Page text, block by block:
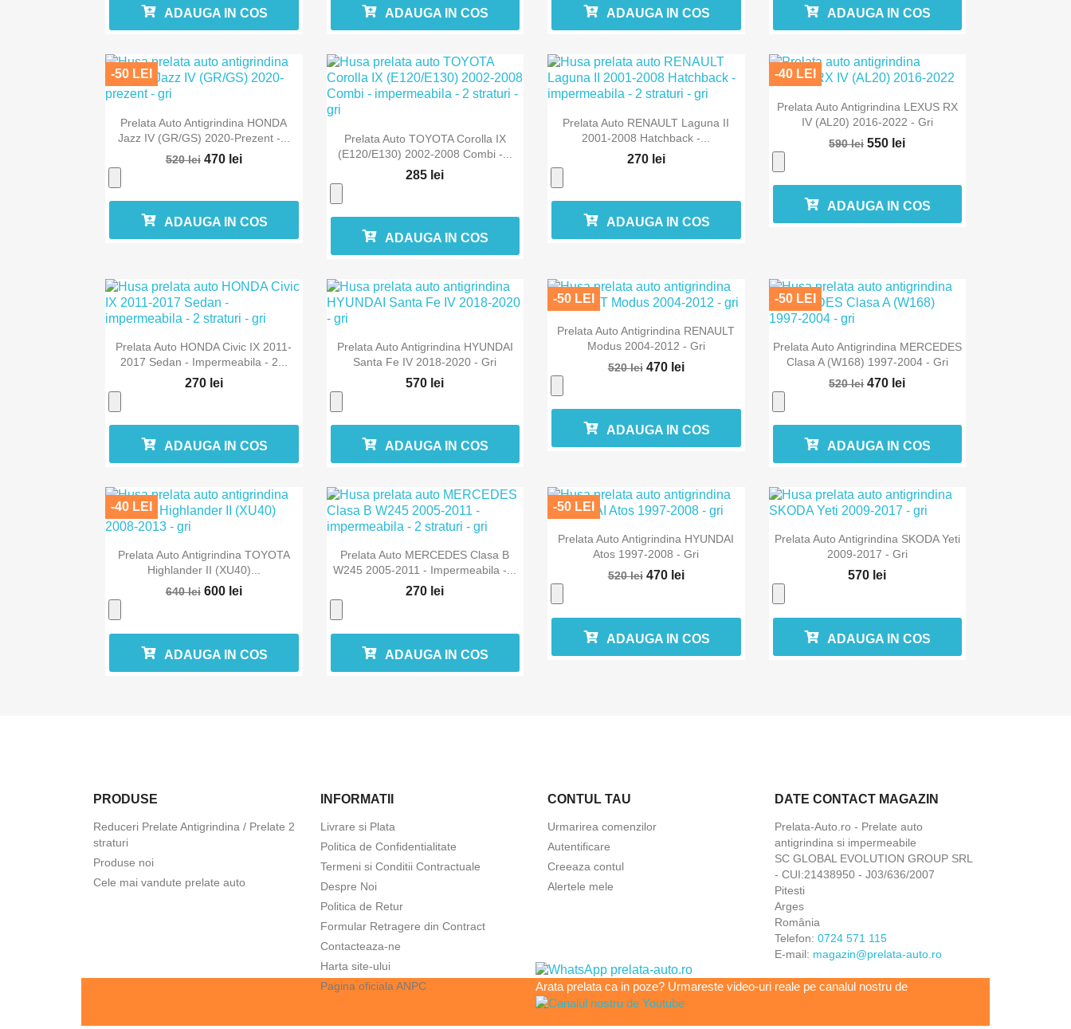
ADAUGA IN COS ADAUGA IN COS ADAUGA IN COS ADAUGA IN COS
 Vizualizare rapida
Prelata Auto Antigrindina HONDA
Jazz IV (GR/GS) 2020-Prezent -...
520 lei 470 lei
-50 LEI
ADAUGA IN COS
 Vizualizare rapida
Prelata Auto TOYOTA Corolla IX
(E120/E130) 2002-2008 Combi -...
285 lei
ADAUGA IN COS
 Vizualizare rapida
Prelata Auto RENAULT Laguna II
2001-2008 Hatchback -...
270 lei
ADAUGA IN COS
 Vizualizare rapida
Prelata Auto Antigrindina LEXUS RX
IV (AL20) 2016-2022 - Gri
590 lei 550 lei
-40 LEI
ADAUGA IN COS
 Vizualizare rapida
Prelata Auto HONDA Civic IX 2011-
2017 Sedan - Impermeabila - 2...
270 lei
ADAUGA IN COS
 Vizualizare rapida
Prelata Auto Antigrindina HYUNDAI
Santa Fe IV 2018-2020 - Gri
570 lei
ADAUGA IN COS
 Vizualizare rapida
Prelata Auto Antigrindina RENAULT
Modus 2004-2012 - Gri
520 lei 470 lei
-50 LEI
ADAUGA IN COS
 Vizualizare rapida
Prelata Auto Antigrindina MERCEDES
Clasa A (W168) 1997-2004 - Gri
520 lei 470 lei
-50 LEI
ADAUGA IN COS
 Vizualizare rapida
Prelata Auto Antigrindina TOYOTA
Highlander II (XU40)...
640 lei 600 lei
-40 LEI
ADAUGA IN COS
 Vizualizare rapida
Prelata Auto MERCEDES Clasa B
W245 2005-2011 - Impermeabila -...
270 lei
ADAUGA IN COS
 Vizualizare rapida
Prelata Auto Antigrindina HYUNDAI
Atos 1997-2008 - Gri
520 lei 470 lei
-50 LEI
ADAUGA IN COS
 Vizualizare rapida
Prelata Auto Antigrindina SKODA Yeti
2009-2017 - Gri
570 lei
ADAUGA IN COS
PRODUSE
Reduceri Prelate Antigrindina / Prelate 2
straturi
Produse noi
Cele mai vandute prelate auto
INFORMATII
Livrare si Plata
Politica de Confidentialitate
Termeni si Conditii Contractuale
Despre Noi
Politica de Retur
Formular Retragere din Contract
Contacteaza-ne
Harta site-ului
Pagina oficiala ANPC
CONTUL TAU
Urmarirea comenzilor
Autentificare
Creeaza contul
Alertele mele
DATE CONTACT MAGAZIN
Prelata-Auto.ro - Prelate auto
antigrindina si impermeabile
SC GLOBAL EVOLUTION GROUP SRL
- CUI:21438950 - J03/636/2007
Pitesti
Arges
România
Telefon: 0724 571 115
E-mail: magazin@prelata-auto.ro
Arata prelata ca in poze? Urmareste video-uri reale pe canalul nostru de